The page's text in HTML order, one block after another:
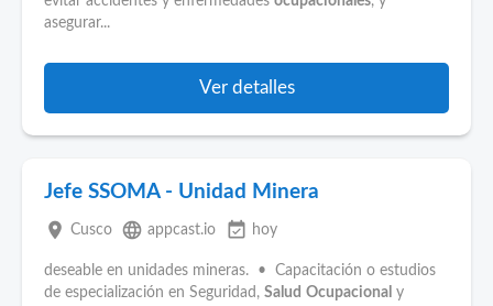
asegurar...
Ver detalles
Jefe SSOMA - Unidad Minera
place Cusco language appcast.io event_available hoy
deseable en unidades mineras. • Capacitación o estudios
de especialización en Seguridad, Salud Ocupacional y